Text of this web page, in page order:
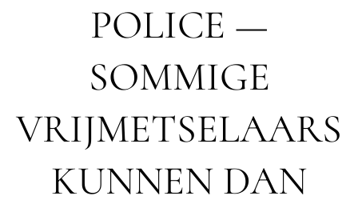
POLICE —
SOMMIGE
VRIJMETSELAARS
KUNNEN DAN